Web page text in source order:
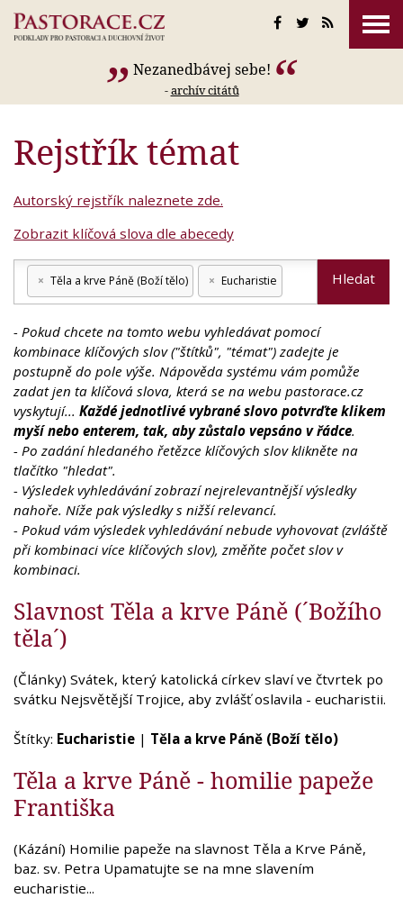
Nezanedbávej sebe!
-archív citátů
Rejstřík témat
Autorský rejstřík naleznete zde.
Zobrazit klíčová slova dle abecedy
× Těla a krve Páně (Boží tělo) × Eucharistie Hledat
- Pokud chcete na tomto webu vyhledávat pomocí
kombinace klíčových slov ("štítků", "témat") zadejte je
postupně do pole výše. Nápověda systému vám pomůže
zadat jen ta klíčová slova, která se na webu pastorace.cz
vyskytují... Každé jednotlivé vybrané slovo potvrďte klikem
myší nebo enterem, tak, aby zůstalo vepsáno v řádce.
- Po zadání hledaného řetězce klíčových slov klikněte na
tlačítko "hledat".
- Výsledek vyhledávání zobrazí nejrelevantnější výsledky
nahoře. Níže pak výsledky s nižší relevancí.
- Pokud vám výsledek vyhledávání nebude vyhovovat (zvláště
při kombinaci více klíčových slov), změňte počet slov v
kombinaci.
Slavnost Těla a krve Páně (´Božího
těla´)
(Články) Svátek, který katolická církev slaví ve čtvrtek po
svátku Nejsvětější Trojice, aby zvlášť oslavila - eucharistii.
Štítky: Eucharistie | Těla a krve Páně (Boží tělo)
Těla a krve Páně - homilie papeže
Františka
(Kázání) Homilie papeže na slavnost Těla a Krve Páně,
baz. sv. Petra Upamatujte se na mne slavením
eucharistie...